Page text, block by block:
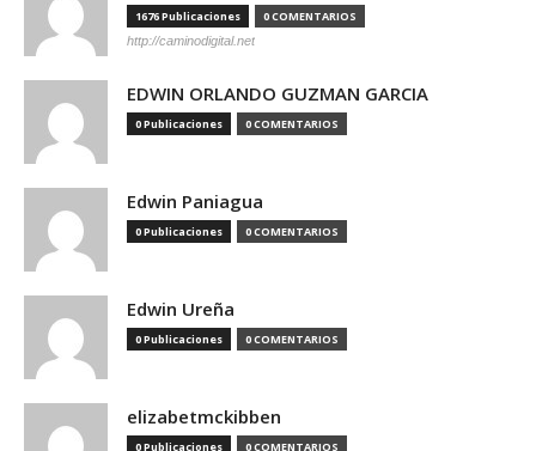
1676 Publicaciones 0 COMENTARIOS
http://caminodigital.net
EDWIN ORLANDO GUZMAN GARCIA
0 Publicaciones 0 COMENTARIOS
Edwin Paniagua
0 Publicaciones 0 COMENTARIOS
Edwin Ureña
0 Publicaciones 0 COMENTARIOS
elizabetmckibben
0 Publicaciones 0 COMENTARIOS